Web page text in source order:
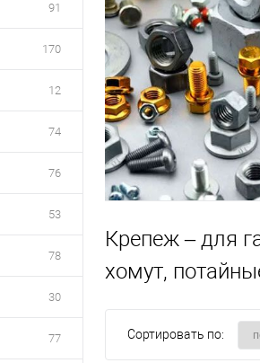
91
170
12
74
76
53
78
30
77
Крепеж – для
хомут,
Сортировать по: